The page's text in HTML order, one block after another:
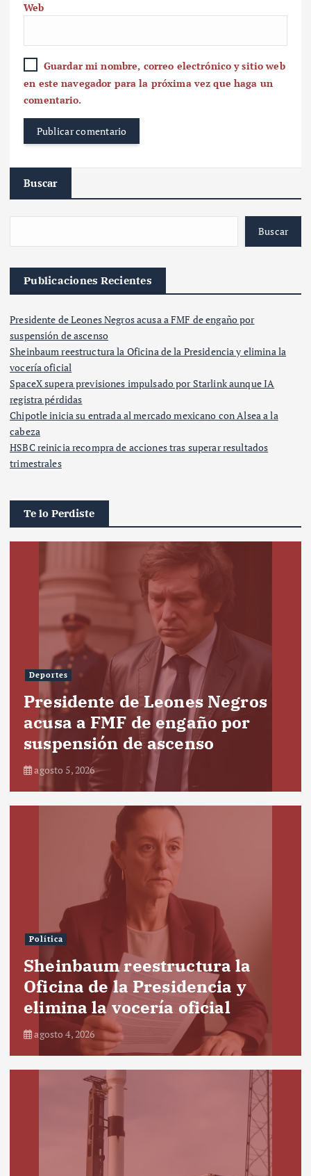
Web
Guardar mi nombre, correo electrónico y sitio web
en este navegador para la próxima vez que haga un
comentario.
Buscar
Buscar
Publicaciones Recientes
Presidente de Leones Negros acusa a FMF de engaño por
suspensión de ascenso
Sheinbaum reestructura la Oficina de la Presidencia y elimina la
vocería oficial
SpaceX supera previsiones impulsado por Starlink aunque IA
registra pérdidas
Chipotle inicia su entrada al mercado mexicano con Alsea a la
cabeza
HSBC reinicia recompra de acciones tras superar resultados
trimestrales
Te lo Perdiste
Deportes
Presidente de Leones Negros
acusa a FMF de engaño por
suspensión de ascenso
agosto 5, 2026
Política
Sheinbaum reestructura la
Oficina de la Presidencia y
elimina la vocería oficial
agosto 4, 2026